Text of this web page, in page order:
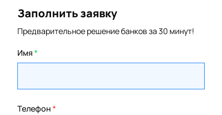
Заполнить заявку
Предварительное решение банков за 30 минут!
Имя*
Телефон*